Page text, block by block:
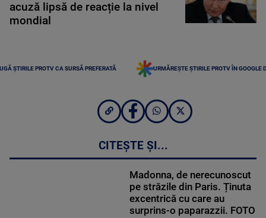
acuză lipsă de reacție la nivel
mondial
ȘTIRILE PROTV CA SURSĂ PREFERATĂ URMĂREȘTE ȘTIRILE PROTV ÎN GOOGLE
CITEȘTE ȘI...
Madonna, de nerecunoscut
pe străzile din Paris. Ținuta
excentrică cu care au
surprins-o paparazzii. FOTO